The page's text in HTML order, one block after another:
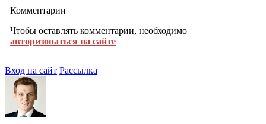
Комментарии
Чтобы оставлять комментарии, необходимо
авторизоваться на сайте
Вход на сайт Рассылка